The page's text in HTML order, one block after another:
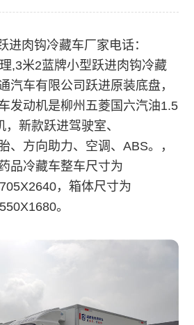
进肉钩冷藏车厂家电话：
,3米2蓝牌小型跃进肉钩冷藏
汽车有限公司跃进原装底盘，
发动机是柳州五菱国六汽油1.5
新款跃进驾驶室、
、方向助力、空调、ABS。
，
品冷藏车整车尺寸为
，箱体尺寸为
。